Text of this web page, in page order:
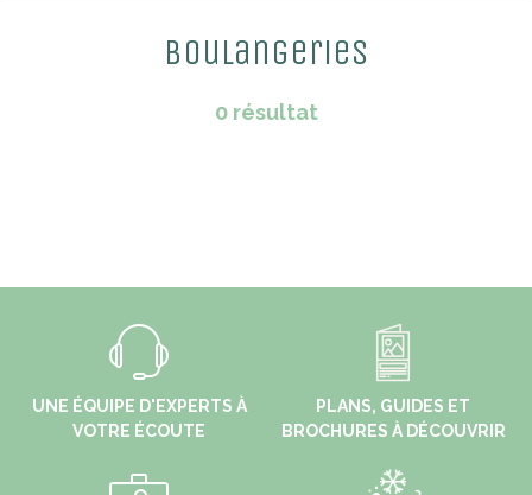
Boulangeries
0résultat
UNE ÉQUIPE D'EXPERTS À
VOTRE ÉCOUTE
PLANS, GUIDES ET
BROCHURES À DÉCOUVRIR